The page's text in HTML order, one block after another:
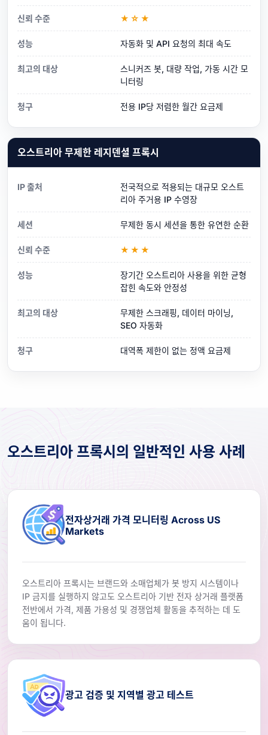
신뢰 수준 ★☆★
성능 자동화 및 API 요청의 최대 속도
최고의 대상
스니커즈 봇, 대량 작업, 가동 시간 모
니터링
청구 전용 IP당 저렴한 월간 요금제
오스트리아 무제한 레지덴셜 프록시
IP 출처
전국적으로 적용되는 대규모 오스트
리아 주거용 IP 수영장
세션 무제한 동시 세션을 통한 유연한 순환
신뢰 수준 ★★★
성능
장기간 오스트리아 사용을 위한 균형
잡힌 속도와 안정성
최고의 대상
무제한 스크래핑, 데이터 마이닝,
SEO 자동화
청구 대역폭 제한이 없는 정액 요금제
오스트리아 프록시의 일반적인 사용 사례
전자상거래 가격 모니터링 Across US
Markets
오스트리아 프록시는 브랜드와 소매업체가 봇 방지 시스템이나
IP 금지를 실행하지 않고도 오스트리아 기반 전자 상거래 플랫폼
전반에서 가격, 제품 가용성 및 경쟁업체 활동을 추적하는 데 도
움이 됩니다.
광고 검증 및 지역별 광고 테스트